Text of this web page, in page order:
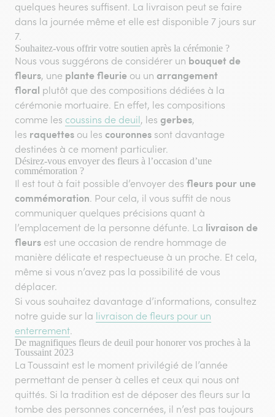
quelques heures suffisent. La livraison peut se faire
dans la journée même et elle est disponible 7 jours sur
7.
Souhaitez-vous offrir votre soutien après la cérémonie ?
Nous vous suggérons de considérer un bouquet de
fleurs, une plante fleurie ou un arrangement
floral plutôt que des compositions dédiées à la
cérémonie mortuaire. En effet, les compositions
comme les coussins de deuil, les gerbes,
les raquettes ou les couronnes sont davantage
destinées à ce moment particulier.
Désirez-vous envoyer des fleurs à l’occasion d’une
commémoration ?
Il est tout à fait possible d’envoyer des fleurs pour une
commémoration. Pour cela, il vous suffit de nous
communiquer quelques précisions quant à
l’emplacement de la personne défunte. La livraison de
fleurs est une occasion de rendre hommage de
manière délicate et respectueuse à un proche. Et cela,
même si vous n’avez pas la possibilité de vous
déplacer.
Si vous souhaitez davantage d’informations, consultez
notre guide sur la livraison de fleurs pour un
enterrement.
De magnifiques fleurs de deuil pour honorer vos proches à la
Toussaint 2023
La Toussaint est le moment privilégié de l’année
permettant de penser à celles et ceux qui nous ont
quittés. Si la tradition est de déposer des fleurs sur la
tombe des personnes concernées, il n’est pas toujours